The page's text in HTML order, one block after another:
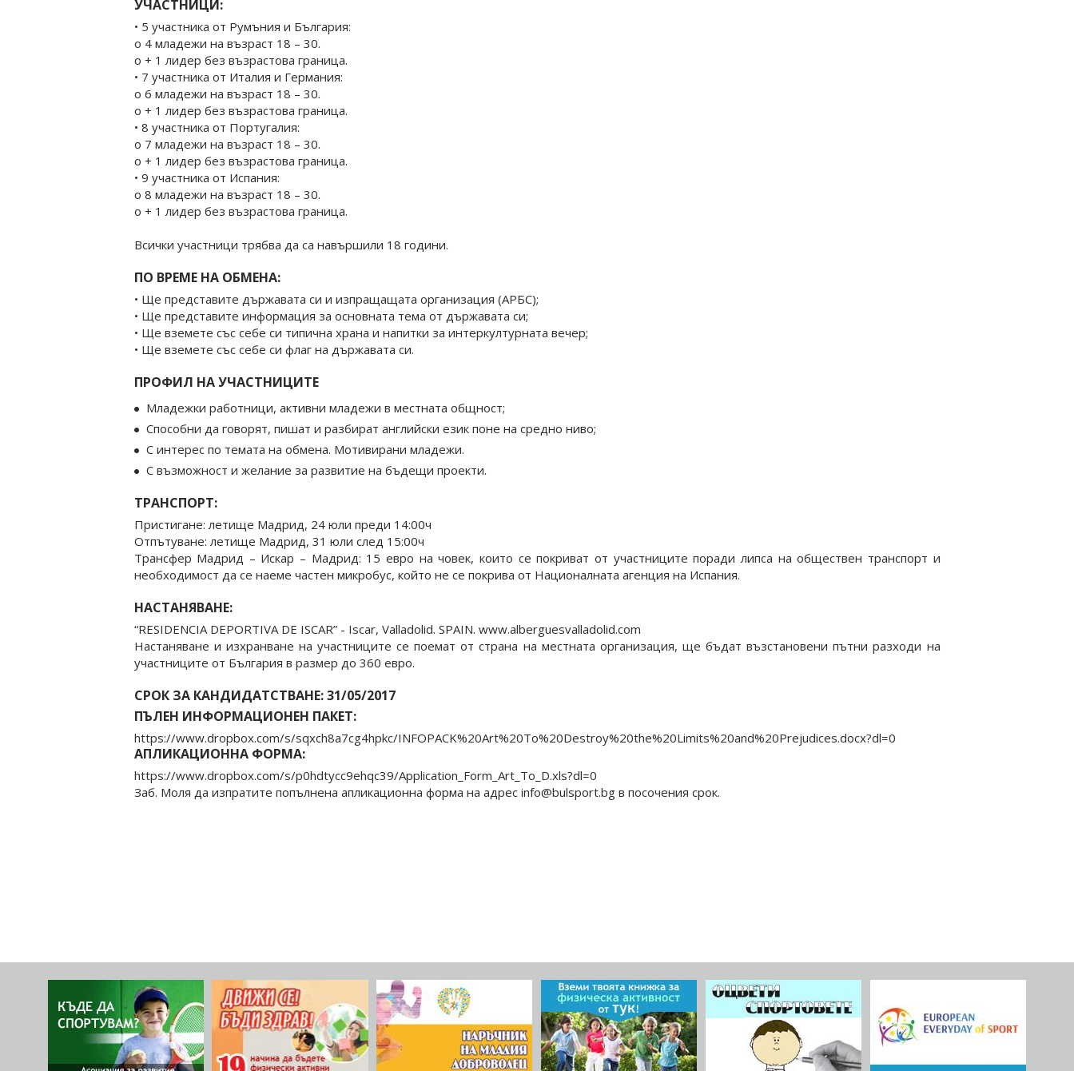
УЧАСТНИЦИ:
• 5 участника от Румъния и България:
o 4 младежи на възраст 18 – 30.
o + 1 лидер без възрастова граница.
• 7 участника от Италия и Германия:
o 6 младежи на възраст 18 – 30.
o + 1 лидер без възрастова граница.
• 8 участника от Португалия:
o 7 младежи на възраст 18 – 30.
o + 1 лидер без възрастова граница.
• 9 участника от Испания:
o 8 младежи на възраст 18 – 30.
o + 1 лидер без възрастова граница.
Всички участници трябва да са навършили 18 години.
ПО ВРЕМЕ НА ОБМЕНА:
• Ще представите държавата си и изпращащата организация (АРБС);
• Ще представите информация за основната тема от държавата си;
• Ще вземете със себе си типична храна и напитки за интеркултурната вечер;
• Ще вземете със себе си флаг на държавата си.
ПРОФИЛ НА УЧАСТНИЦИТЕ
Младежки работници, активни младежи в местната общност;
Способни да говорят, пишат и разбират английски език поне на средно ниво;
С интерес по темата на обмена. Мотивирани младежи.
С възможност и желание за развитие на бъдещи проекти.
ТРАНСПОРТ:
Пристигане: летище Мадрид, 24 юли преди 14:00ч
Отпътуване: летище Мадрид, 31 юли след 15:00ч
Трансфер Мадрид – Искар – Мадрид: 15 евро на човек, които се покриват от участниците поради липса на обществен транспорт и
необходимост да се наеме частен микробус, който не се покрива от Националната агенция на Испания.
НАСТАНЯВАНЕ:
“RESIDENCIA DEPORTIVA DE ISCAR” - Iscar, Valladolid. SPAIN. www.alberguesvalladolid.com
Настаняване и изхранване на участниците се поемат от страна на местната организация, ще бъдат възстановени пътни разходи на
участниците от България в размер до 360 евро.
СРОК ЗА КАНДИДАТСТВАНЕ: 31/05/2017
ПЪЛЕН ИНФОРМАЦИОНЕН ПАКЕТ:
https://www.dropbox.com/s/sqxch8a7cg4hpkc/INFOPACK%20Art%20To%20Destroy%20the%20Limits%20and%20Prejudices.docx?dl=0
АПЛИКАЦИОННА ФОРМА:
https://www.dropbox.com/s/p0hdtycc9ehqc39/Application_Form_Art_To_D.xls?dl=0
Заб. Моля да изпратите попълнена апликационна форма на адрес info@bulsport.bg в посочения срок.